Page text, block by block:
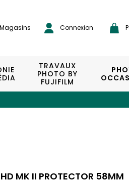
Magasins Connexion
TRAVAUX
PHOTO BY
FUJIFILM
HD MK II PROTECTOR 58MM